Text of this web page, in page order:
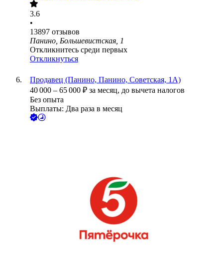
3.6
•
13897 отзывов
Панино, Большевистская, 1
Откликнитесь среди первых
Откликнуться
Продавец (Панино, Панино, Советская, 1А)
40 000 – 65 000 ₽ за месяц, до вычета налогов
Без опыта
Выплаты: Два раза в месяц